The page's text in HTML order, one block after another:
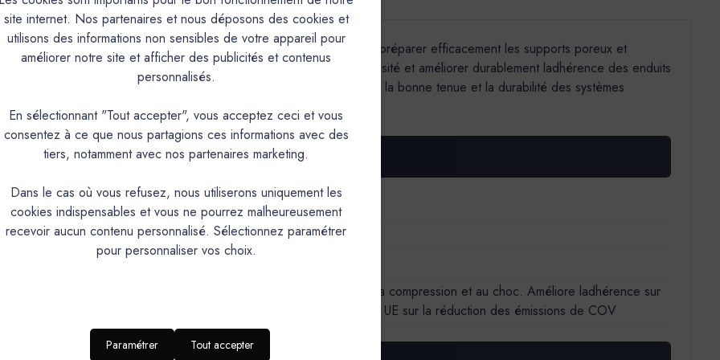
et durcissant (résine acrylique de grande solidité), conçu pour préparer efficacement les supports poreux et
pour fixer et durcir les surfaces friables, bloquer la porosité et améliorer durablement ladhérence des enduits
teneur en COV, il constitue une étape essentielle pour garantir la bonne tenue et la durabilité des systèmes
PRODUIT
supports poreux : résine acrylique de grande solidité
intérieures et extérieures, en vertical et en horizontal
au béton, au mortier, à la brique. Augmente la résistance à la compression et au choc. Améliore ladhérence sur
Résistant à leau. Faible retrait. Sans odeur, conforme à la directive UE sur la réduction des émissions de COV
site internet. Nos partenaires et nous déposons des cookies et
utilisons des informations non sensibles de votre appareil pour
améliorer notre site et afficher des publicités et contenus
personnalisés.
En sélectionnant "Tout accepter", vous acceptez ceci et vous
consentez à ce que nous partagions ces informations avec des
tiers, notamment avec nos partenaires marketing.
Dans le cas où vous refusez, nous utiliserons uniquement les
cookies indispensables et vous ne pourrez malheureusement
recevoir aucun contenu personnalisé. Sélectionnez paramétrer
pour personnaliser vos choix.
Paramétrer Tout accepter